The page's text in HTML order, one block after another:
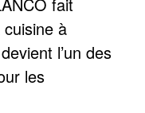
fait
cuisine à
l’un des
les